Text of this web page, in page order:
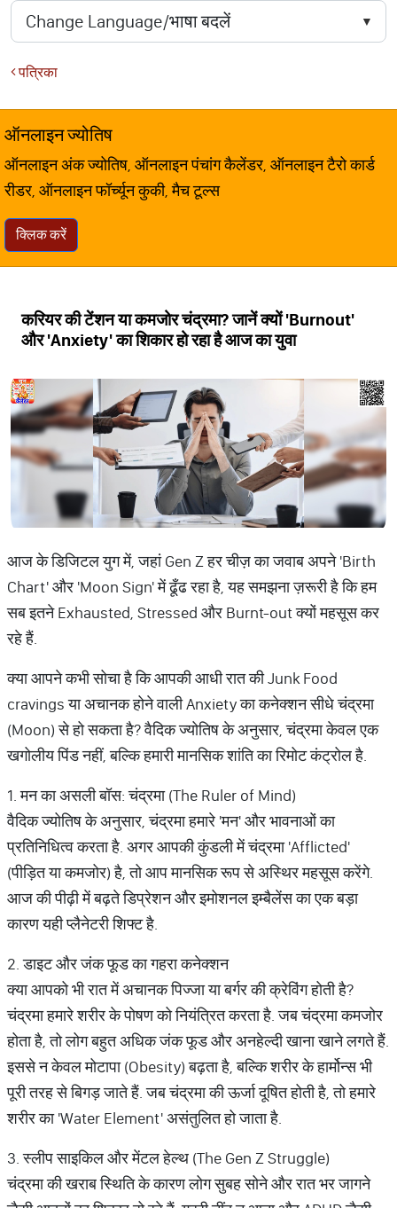
पत्रिका
ऑनलाइन ज्योतिष
ऑनलाइन अंक ज्योतिष, ऑनलाइन पंचांग कैलेंडर, ऑनलाइन टैरो कार्ड
रीडर, ऑनलाइन फॉर्च्यून कुकी, मैच टूल्स
क्लिक करें
करियर की टेंशन या कमजोर चंद्रमा? जानें क्यों 'Burnout'
और 'Anxiety' का शिकार हो रहा है आज का युवा
आज के डिजिटल युग में, जहां Gen Z हर चीज़ का जवाब अपने 'Birth
Chart' और 'Moon Sign' में ढूँढ रहा है, यह समझना ज़रूरी है कि हम
सब इतने Exhausted, Stressed और Burnt-out क्यों महसूस कर
रहे हैं.
क्या आपने कभी सोचा है कि आपकी आधी रात की Junk Food
cravings या अचानक होने वाली Anxiety का कनेक्शन सीधे चंद्रमा
(Moon) से हो सकता है? वैदिक ज्योतिष के अनुसार, चंद्रमा केवल एक
खगोलीय पिंड नहीं, बल्कि हमारी मानसिक शांति का रिमोट कंट्रोल है.
1. मन का असली बॉस: चंद्रमा (The Ruler of Mind)
वैदिक ज्योतिष के अनुसार, चंद्रमा हमारे 'मन' और भावनाओं का
प्रतिनिधित्व करता है. अगर आपकी कुंडली में चंद्रमा 'Afflicted'
(पीड़ित या कमजोर) है, तो आप मानसिक रूप से अस्थिर महसूस करेंगे.
आज की पीढ़ी में बढ़ते डिप्रेशन और इमोशनल इम्बैलेंस का एक बड़ा
कारण यही प्लैनेटरी शिफ्ट है.
2. डाइट और जंक फूड का गहरा कनेक्शन
क्या आपको भी रात में अचानक पिज्जा या बर्गर की क्रेविंग होती है?
चंद्रमा हमारे शरीर के पोषण को नियंत्रित करता है. जब चंद्रमा कमजोर
होता है, तो लोग बहुत अधिक जंक फूड और अनहेल्दी खाना खाने लगते हैं.
इससे न केवल मोटापा (Obesity) बढ़ता है, बल्कि शरीर के हार्मोन्स भी
पूरी तरह से बिगड़ जाते हैं. जब चंद्रमा की ऊर्जा दूषित होती है, तो हमारे
शरीर का 'Water Element' असंतुलित हो जाता है.
3. स्लीप साइकिल और मेंटल हेल्थ (The Gen Z Struggle)
चंद्रमा की खराब स्थिति के कारण लोग सुबह सोने और रात भर जागने